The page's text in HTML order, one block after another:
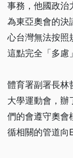
事務，他國政治
為東亞奧會的決
心台灣無法按照
這點完全「多慮
體育署副署長林
大學運動會，辦
們的會遵守奧會
循相關的管道向